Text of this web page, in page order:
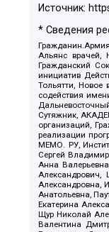
Источник:
* Сведения
Альянс врачей,
Гражданский
инициатив
Тольятти, Новое
содействия
Сутяжник,
организаций,
реализации
МЕМО. РУ,
Сергей
Анна
Александровна,
Анатольевна,
Екатерина
Щур Николай
Валентина